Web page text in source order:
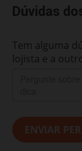
Dúvidas
Tem alguma
lojista e a
ENVIAR